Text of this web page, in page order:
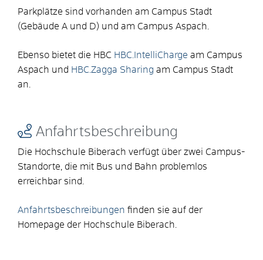
Parkplätze sind vorhanden am Campus Stadt
(Gebäude A und D) und am Campus Aspach.
Ebenso bietet die HBC HBC.IntelliCharge am Campus
Aspach und HBC.Zagga Sharing am Campus Stadt
an.
Anfahrtsbeschreibung
Die Hochschule Biberach verfügt über zwei Campus-
Standorte, die mit Bus und Bahn problemlos
erreichbar sind.
Anfahrtsbeschreibungen finden sie auf der
Homepage der Hochschule Biberach.